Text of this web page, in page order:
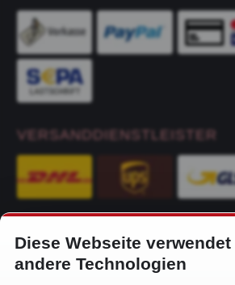
VERSANDDIENSTLEISTER
KONTAKT
Alfa-Service Hurtienne GmbH
Diese Webseite
andere Technologien